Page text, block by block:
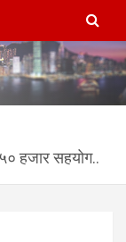
५० हजार सहयोग..